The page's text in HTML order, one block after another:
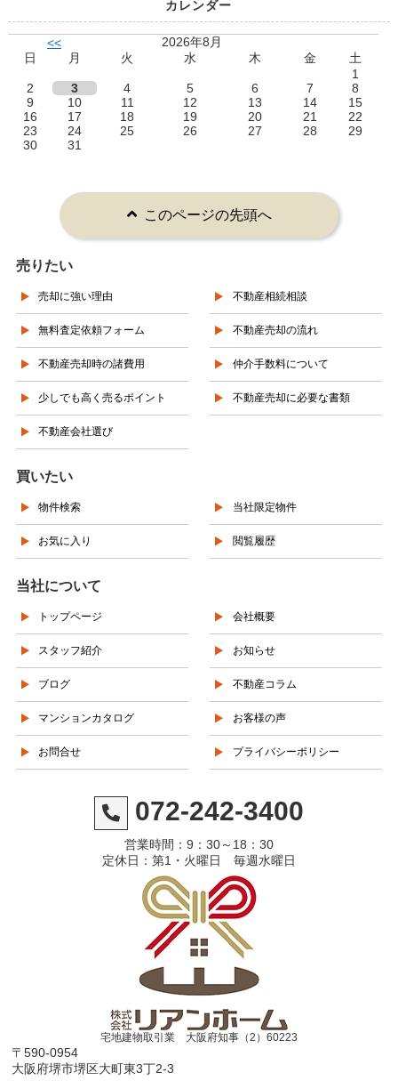
カレンダー
<<
2026年8月
日
月 火 水 木 金
土
1
2
3 4 5 6 7
8
9
10 11 12 13 14
15
16
17 18 19 20 21
22
23
24 25 26 27 28
29
30
31
このページの先頭へ
売りたい
売却に強い理由 不動産相続相談
無料査定依頼フォーム 不動産売却の流れ
不動産売却時の諸費用 仲介手数料について
少しでも高く売るポイント 不動産売却に必要な書類
不動産会社選び
買いたい
物件検索 当社限定物件
お気に入り 閲覧履歴
当社について
トップページ 会社概要
スタッフ紹介 お知らせ
ブログ 不動産コラム
マンションカタログ お客様の声
お問合せ プライバシーポリシー
072-242-3400
営業時間：9：30～18：30
定休日：第1・火曜日 毎週水曜日
宅地建物取引業 大阪府知事（2）60223
〒590-0954
大阪府堺市堺区大町東3丁2-3